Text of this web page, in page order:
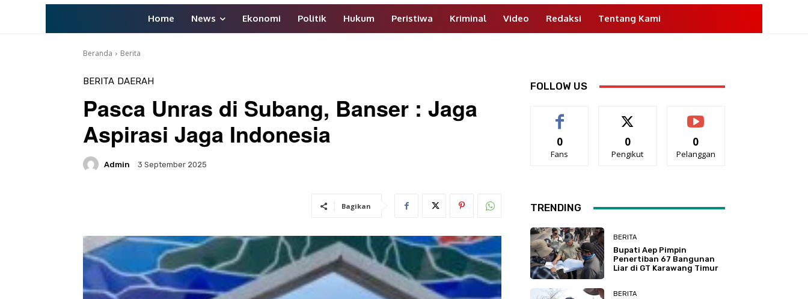
Home News Ekonomi Politik Hukum Peristiwa Kriminal Video Redaksi Tentang Kami
Beranda Berita
BERITA DAERAH
Pasca Unras di Subang, Banser : Jaga
Aspirasi Jaga Indonesia
Admin 3 September 2025
Bagikan
FOLLOW US
0
Fans
0
Pengikut
0
Pelanggan
TRENDING
BERITA
Bupati Aep Pimpin
Penertiban 67 Bangunan
Liar di GT Karawang Timur
BERITA